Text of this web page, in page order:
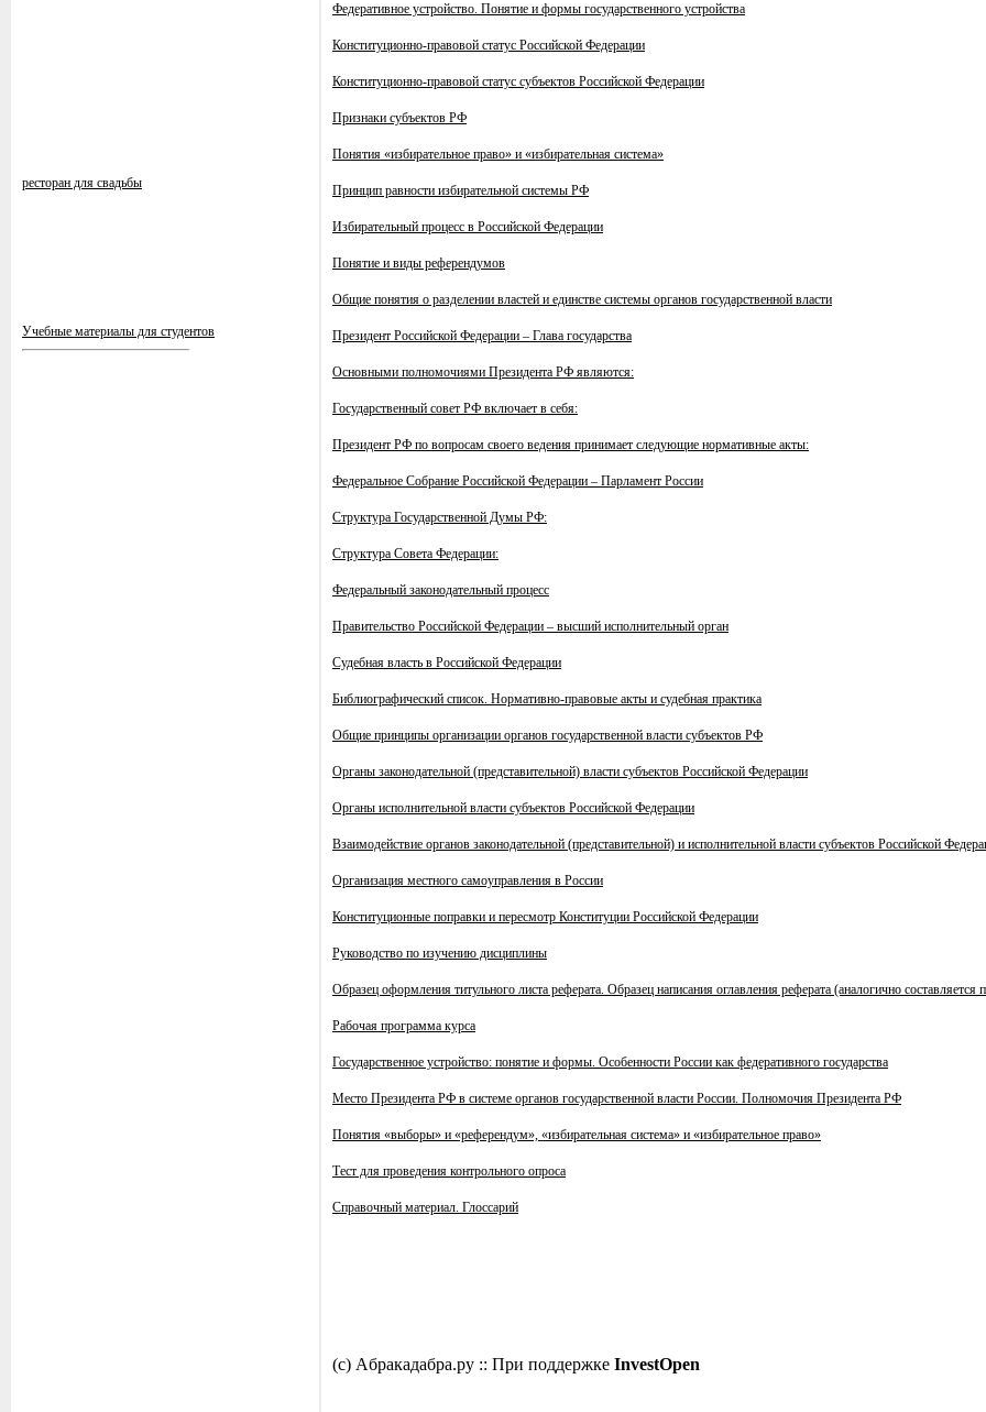
ресторан для свадьбы
Учебные материалы для студентов
Федеративное устройство. Понятие и формы государственного устройства
Конституционно-правовой статус Российской Федерации
Конституционно-правовой статус субъектов Российской Федерации
Признаки субъектов РФ
Понятия «избирательное право» и «избирательная система»
Принцип равности избирательной системы РФ
Избирательный процесс в Российской Федерации
Понятие и виды референдумов
Общие понятия о разделении властей и единстве системы органов государственной власти
Президент Российской Федерации – Глава государства
Основными полномочиями Президента РФ являются:
Государственный совет РФ включает в себя:
Президент РФ по вопросам своего ведения принимает следующие нормативные акты:
Федеральное Собрание Российской Федерации – Парламент России
Структура Государственной Думы РФ:
Структура Совета Федерации:
Федеральный законодательный процесс
Правительство Российской Федерации – высший исполнительный орган
Судебная власть в Российской Федерации
Библиографический список. Нормативно-правовые акты и судебная практика
Общие принципы организации органов государственной власти субъектов РФ
Органы законодательной (представительной) власти субъектов Российской Федерации
Органы исполнительной власти субъектов Российской Федерации
Взаимодействие органов законодательной (представительной) и исполнительной власти субъектов Российской
Организация местного самоуправления в России
Конституционные поправки и пересмотр Конституции Российской Федерации
Руководство по изучению дисциплины
Образец оформления титульного листа реферата. Образец написания оглавления реферата (аналогично составляется
Рабочая программа курса
Государственное устройство: понятие и формы. Особенности России как федеративного государства
Место Президента РФ в системе органов государственной власти России. Полномочия Президента РФ
Понятия «выборы» и «референдум», «избирательная система» и «избирательное право»
Тест для проведения контрольного опроса
Справочный материал. Глоссарий
(c) Aбракадабра.py :: При поддержке InvestOpen